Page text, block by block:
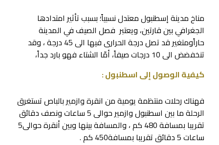
مناخ مدينة إسطنبول معتدل نسبياً؛ بسبب تأثير امتدادها
الجغرافي بين قارتين، ويعتبر فصل الصيف في المدينة
حاراًومتغير قد تصل درجة الحرارى فيها الى 45 درجة ، وقد
تنخفضض الى 10 درجات صيفاً، أمّا الشتاء فهو بارد جداً،
كيفية الوصول إلى اسطنبول :
فهناك رحلات منتظمة يومية من انقرة وازمير بالباص تستغرق
الرحلة ما بين اسطنبول وازمير حوالى 5 ساعات ونصف دقائق
تقريبا بمسافة 480 كم ، والمسافة بينها وبين أنقرة حوالى5
ساعات 5 دقائق تقريبا بمسافة450 كم .